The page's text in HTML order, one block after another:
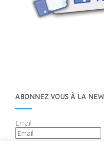
ABONNEZ VOUS À LA
Email